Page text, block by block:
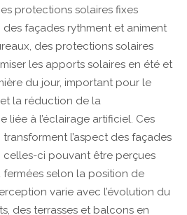
protections solaires fixes
des façades rythment et animent
des protections solaires
les apports solaires en été et
du jour, important pour le
la réduction de la
liée à l’éclairage artificiel. Ces
l’aspect des façades
celles-ci pouvant être perçues
selon la position de
varie avec l’évolution du
des terrasses et balcons en